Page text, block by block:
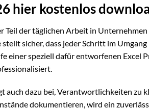
hier kostenlos
Teil der täglichen Arbeit in Unternehmen
sicher, dass jeder Schritt im
einer speziell dafür entworfenen Excel
dazu bei, Verantwortlichkeiten zu
dokumentieren, wird ein